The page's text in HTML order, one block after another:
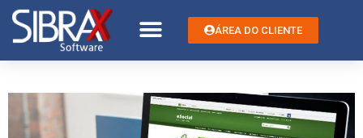
ÁREA DO CLIENTE